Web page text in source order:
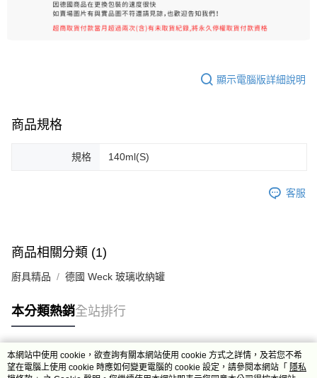
顯示電腦版詳細說明
商品規格
規格 140ml(S)
客服
商品相關分類 (1)
廚具精品 德國 Weck 玻璃收納罐
本分類熱銷全站排行
熱門標籤
本網站中使用 cookie，欲查詢有關本網站使用 cookie 方式之詳情，及若您不希
望在電腦上使用 cookie 時應如何變更電腦的 cookie 設定，請參閱本網站「 隱私